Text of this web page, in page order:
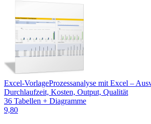
Excel-VorlageProzessanalyse mit Excel –
Durchlaufzeit, Kosten, Output, Qualität
36 Tabellen + Diagramme
9,80